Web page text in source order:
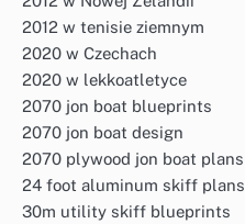
2012 w tenisie ziemnym
2020 w Czechach
2020 w lekkoatletyce
2070 jon boat blueprints
2070 jon boat design
2070 plywood jon boat plans
24 foot aluminum skiff plans
30m utility skiff blueprints